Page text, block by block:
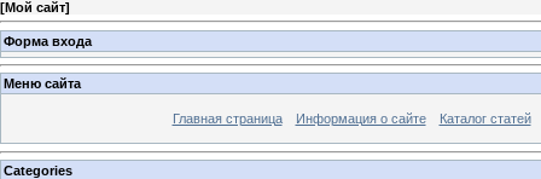
[Мой сайт]
Форма входа
Меню сайта
Главная страница Информация о сайте Каталог статей
Categories